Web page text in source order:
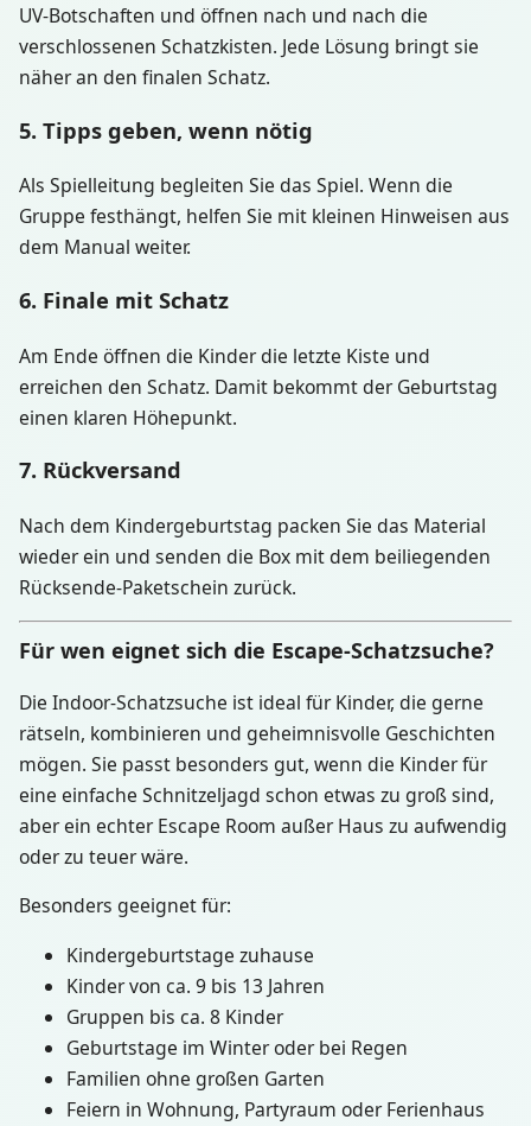
UV-Botschaften und öffnen nach und nach die
verschlossenen Schatzkisten. Jede Lösung bringt sie
näher an den finalen Schatz.
5. Tipps geben, wenn nötig
Als Spielleitung begleiten Sie das Spiel. Wenn die
Gruppe festhängt, helfen Sie mit kleinen Hinweisen aus
dem Manual weiter.
6. Finale mit Schatz
Am Ende öffnen die Kinder die letzte Kiste und
erreichen den Schatz. Damit bekommt der Geburtstag
einen klaren Höhepunkt.
7. Rückversand
Nach dem Kindergeburtstag packen Sie das Material
wieder ein und senden die Box mit dem beiliegenden
Rücksende-Paketschein zurück.
Für wen eignet sich die Escape-Schatzsuche?
Die Indoor-Schatzsuche ist ideal für Kinder, die gerne
rätseln, kombinieren und geheimnisvolle Geschichten
mögen. Sie passt besonders gut, wenn die Kinder für
eine einfache Schnitzeljagd schon etwas zu groß sind,
aber ein echter Escape Room außer Haus zu aufwendig
oder zu teuer wäre.
Besonders geeignet für:
Kindergeburtstage zuhause
Kinder von ca. 9 bis 13 Jahren
Gruppen bis ca. 8 Kinder
Geburtstage im Winter oder bei Regen
Familien ohne großen Garten
Feiern in Wohnung, Partyraum oder Ferienhaus